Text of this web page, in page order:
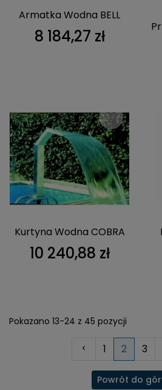
Armatka Wodna BELL
8 184,27 zł
favorite_border
Kurtyna Wodna COBRA
10 240,88 zł
Pokazano 13-24 z 45 pozycji
Poprzedni
1 2 3
Powrót do